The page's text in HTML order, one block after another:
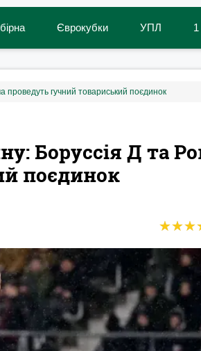
Єврокубки УПЛ 1
проведуть гучний товариський поєдинок
Боруссія Д та
поєдинок
★★★
★★★